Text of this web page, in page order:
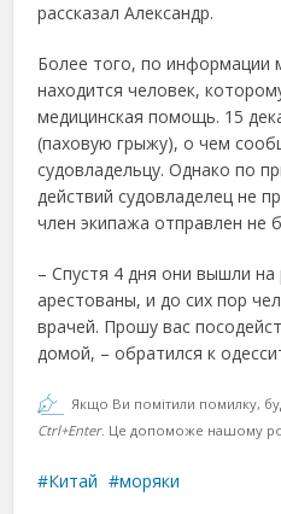
рассказал Александр.
Более того, по информации
находится человек,
медицинская помощь. 15
(паховую грыжу), о чем
судовладельцу. Однако по
действий судовладелец не
член экипажа отправлен не
– Спустя 4 дня они вышли на
арестованы, и до сих пор
врачей. Прошу вас
домой, – обратился к
Якщо Ви помітили помилку,
Ctrl+Enter. Це допоможе нашому
Китай моряки